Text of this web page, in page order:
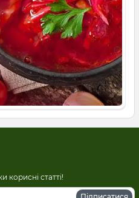
корисні статті!